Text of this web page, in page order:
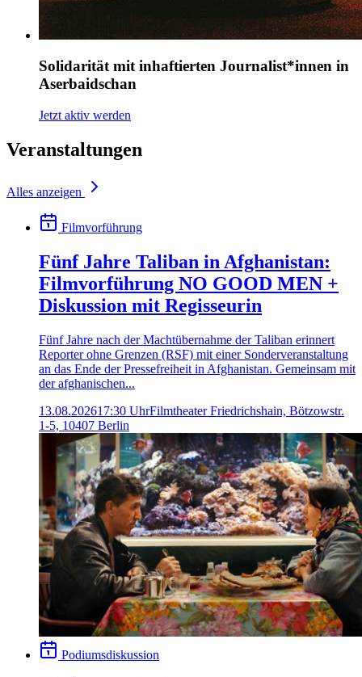
Solidarität mit inhaftierten Journalist*innen in
Aserbaidschan
Jetzt aktiv werden
Veranstaltungen
Alles anzeigen
Filmvorführung
Fünf Jahre Taliban in Afghanistan:
Filmvorführung NO GOOD MEN +
Diskussion mit Regisseurin
Fünf Jahre nach der Machtübernahme der Taliban erinnert
Reporter ohne Grenzen (RSF) mit einer Sonderveranstaltung
an das Ende der Pressefreiheit in Afghanistan. Gemeinsam mit
der afghanischen...
13.08.202617:30 UhrFilmtheater Friedrichshain, Bötzowstr.
1-5, 10407 Berlin
Podiumsdiskussion